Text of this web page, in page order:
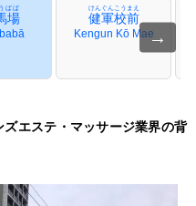
場
ばば
健軍校前
けんぐんこうまえ
Kengun Kō Mae→
エステ・マッサージ業界の背